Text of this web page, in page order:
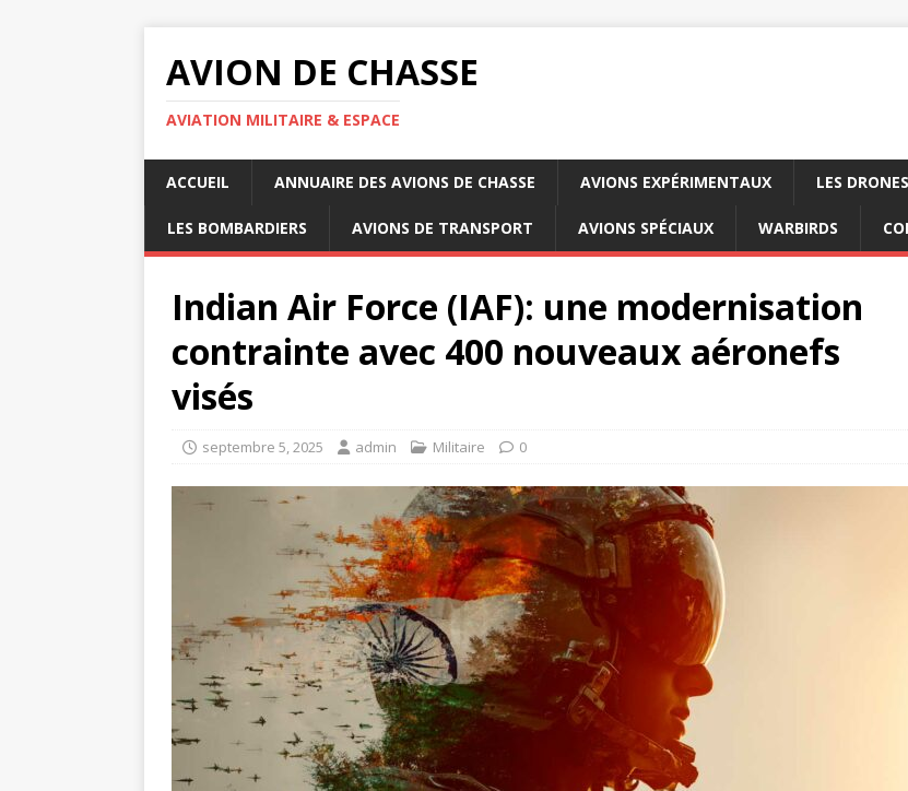
AVION DE CHASSE
AVIATION MILITAIRE & ESPACE
ACCUEIL ANNUAIRE DES AVIONS DE CHASSE AVIONS EXPÉRIMENTAUX LES DRONES
LES BOMBARDIERS AVIONS DE TRANSPORT AVIONS SPÉCIAUX WARBIRDS
Indian Air Force (IAF): une modernisation
contrainte avec 400 nouveaux aéronefs
visés
septembre 5, 2025 admin Militaire 0